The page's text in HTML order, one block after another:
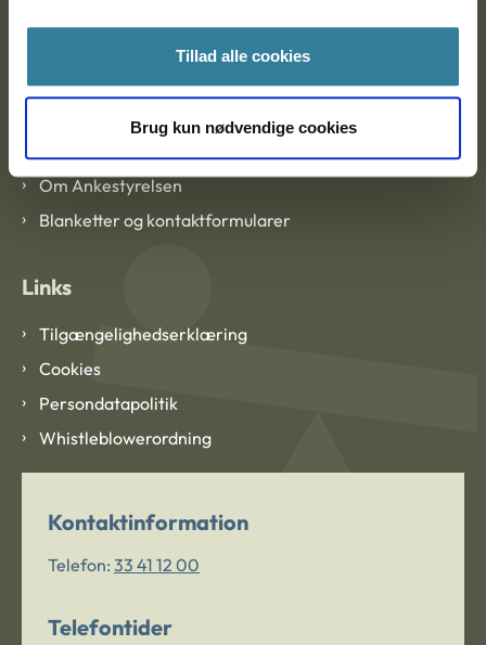
Tillad alle cookies
Brug kun nødvendige cookies
EAN: 57 98 000 35 48 21
Om Ankestyrelsen
Om Ankestyrelsen
Blanketter og kontaktformularer
Links
Tilgængelighedserklæring
Cookies
Persondatapolitik
Whistleblowerordning
Kontaktinformation
Telefon: 33 41 12 00
Telefontider